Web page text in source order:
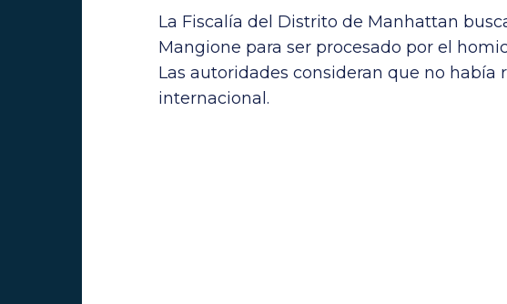
La Fiscalía del Distrito de Manhattan
Mangione para ser procesado por el
Las autoridades consideran que no había
internacional.